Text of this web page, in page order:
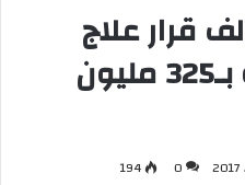
تصدر 147 ألف قرار علاج
على نفقة الدولة بـ325 مليون
0
194